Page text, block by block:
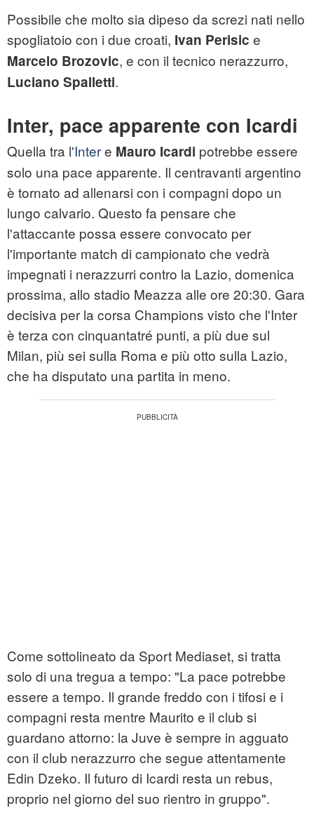
Possibile che molto sia dipeso da screzi nati nello
spogliatoio con i due croati, Ivan Perisic e
Marcelo Brozovic, e con il tecnico nerazzurro,
Luciano Spalletti.
Inter, pace apparente con Icardi
Quella tra l'Intere Mauro Icardi potrebbe essere
solo una pace apparente. Il centravanti argentino
è tornato ad allenarsi con i compagni dopo un
lungo calvario. Questo fa pensare che
l'attaccante possa essere convocato per
l'importante match di campionato che vedrà
impegnati i nerazzurri contro la Lazio, domenica
prossima, allo stadio Meazza alle ore 20:30. Gara
decisiva per la corsa Champions visto che l'Inter
è terza con cinquantatré punti, a più due sul
Milan, più sei sulla Roma e più otto sulla Lazio,
che ha disputato una partita in meno.
Come sottolineato da Sport Mediaset, si tratta
solo di una tregua a tempo: "La pace potrebbe
essere a tempo. Il grande freddo con i tifosi e i
compagni resta mentre Maurito e il club si
guardano attorno: la Juve è sempre in agguato
con il club nerazzurro che segue attentamente
Edin Dzeko. Il futuro di Icardi resta un rebus,
proprio nel giorno del suo rientro in gruppo".